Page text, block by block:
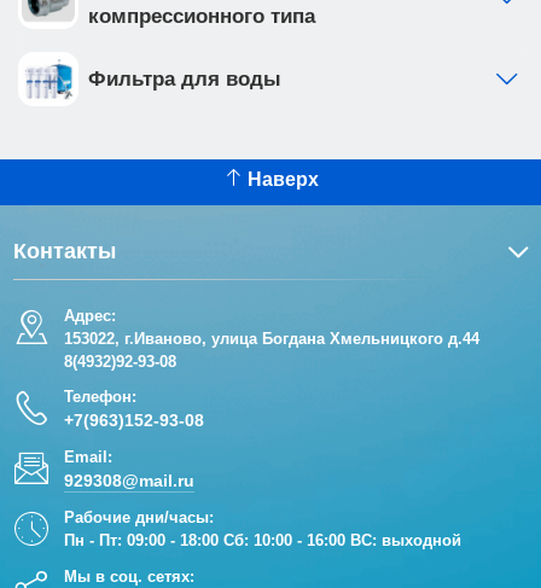
компрессионного типа
Фильтра для воды
Наверх
Контакты
Адрес:
153022, г.Иваново, улица Богдана Хмельницкого д.44
8(4932)92-93-08
Телефон:
+7(963)152-93-08
Email:
929308@mail.ru
Рабочие дни/часы:
Пн - Пт: 09:00 - 18:00 Сб: 10:00 - 16:00 ВС: выходной
Мы в соц. сетях: